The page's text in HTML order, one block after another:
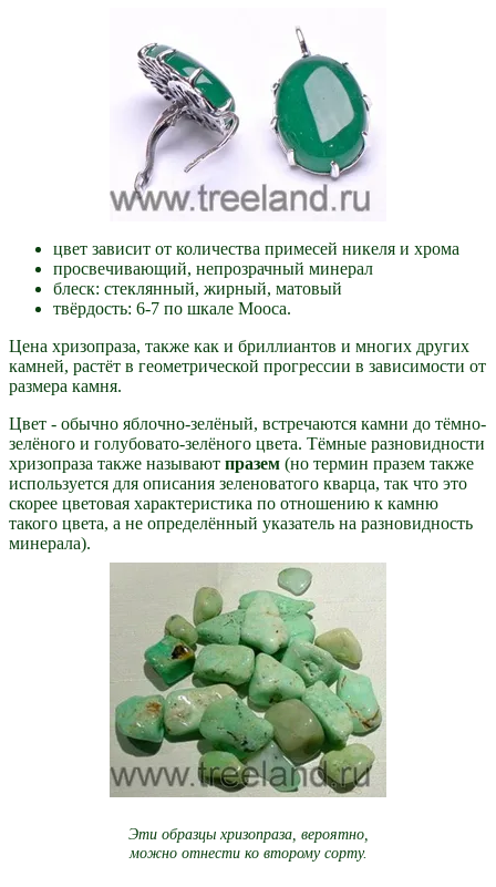
цвет зависит от количества примесей никеля и хрома
просвечивающий, непрозрачный минерал
блеск: стеклянный, жирный, матовый
твёрдость: 6-7 по шкале Мооса.
Цена хризопраза, также как и бриллиантов и многих других
камней, растёт в геометрической прогрессии в зависимости от
размера камня.
Цвет - обычно яблочно-зелёный, встречаются камни до тёмно-
зелёного и голубовато-зелёного цвета. Тёмные разновидности
хризопраза также называют празем (но термин празем также
используется для описания зеленоватого кварца, так что это
скорее цветовая характеристика по отношению к камню
такого цвета, а не определённый указатель на разновидность
минерала).
Эти образцы хризопраза, вероятно,
можно отнести ко второму сорту.